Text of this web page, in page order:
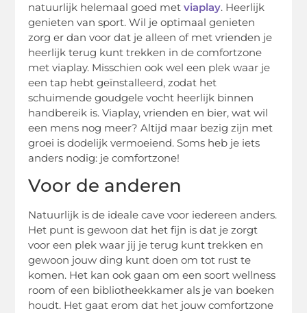
natuurlijk helemaal goed metviaplay. Heerlijk
genieten van sport. Wil je optimaal genieten
zorg er dan voor dat je alleen of met vrienden je
heerlijk terug kunt trekken in de comfortzone
met viaplay. Misschien ook wel een plek waar je
een tap hebt geïnstalleerd, zodat het
schuimende goudgele vocht heerlijk binnen
handbereik is. Viaplay, vrienden en bier, wat wil
een mens nog meer? Altijd maar bezig zijn met
groei is dodelijk vermoeiend. Soms heb je iets
anders nodig: je comfortzone!
Voor de anderen
Natuurlijk is de ideale cave voor iedereen anders.
Het punt is gewoon dat het fijn is dat je zorgt
voor een plek waar jij je terug kunt trekken en
gewoon jouw ding kunt doen om tot rust te
komen. Het kan ook gaan om een soort wellness
room of een bibliotheekkamer als je van boeken
houdt. Het gaat erom dat het jouw comfortzone